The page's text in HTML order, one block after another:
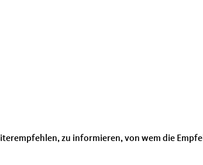
zu informieren, von wem die